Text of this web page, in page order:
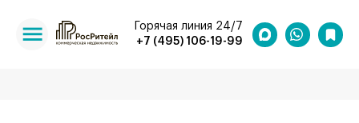
+7 (495) 106-19-99
Горячая линия 24/7